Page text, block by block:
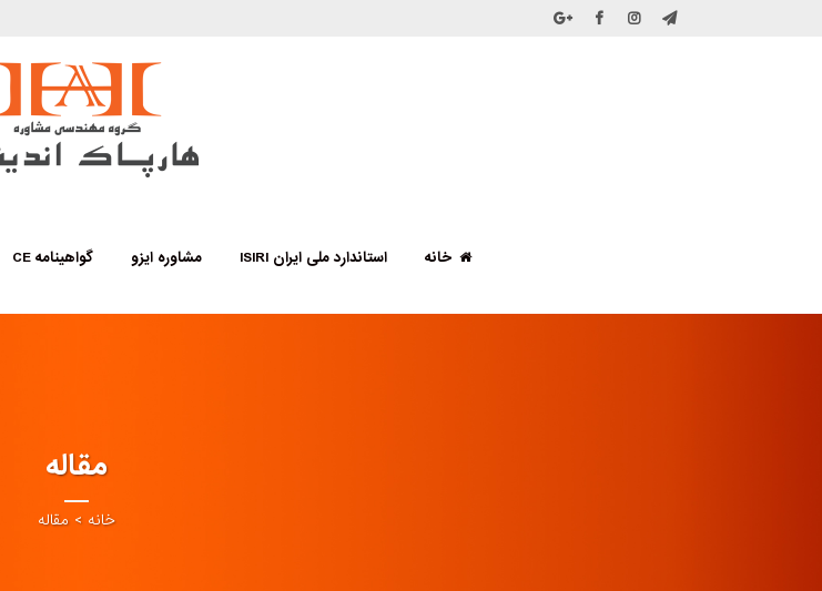
خانه استاندارد ملی ایران ISIRI مشاوره ایزو گواهینامه CE
مقاله
خانه > مقاله